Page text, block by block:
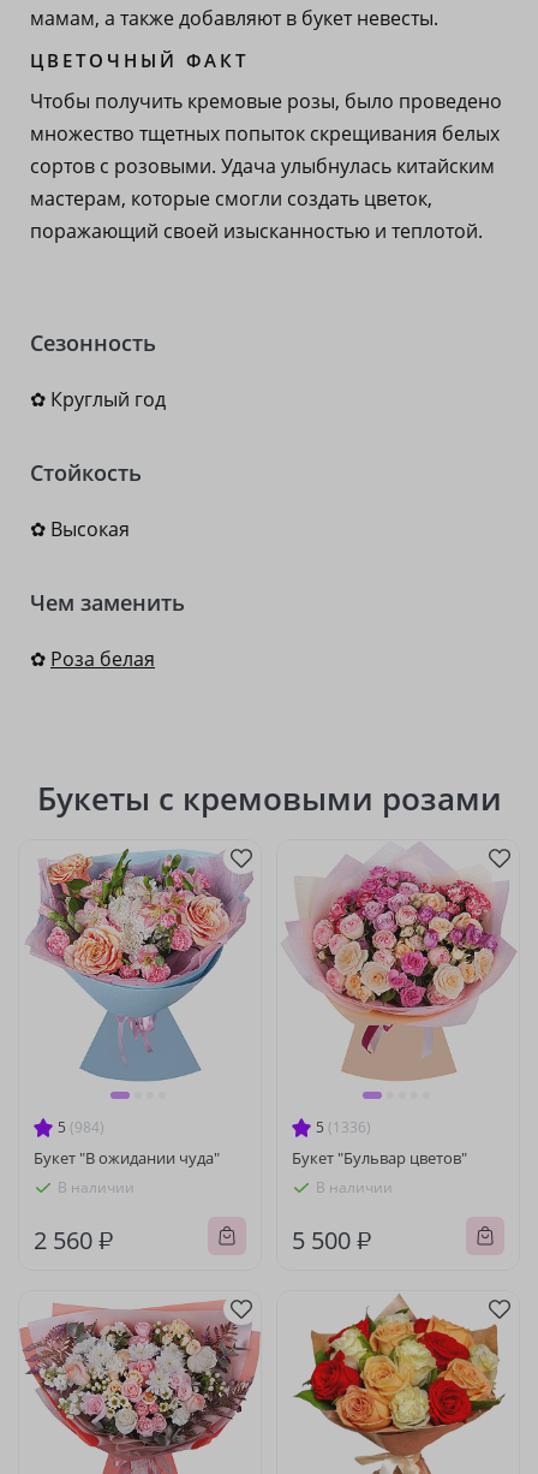
мамам, а также добавляют в букет невесты.
ЦВЕТОЧНЫЙ ФАКТ
Чтобы получить кремовые розы, было проведено
множество тщетных попыток скрещивания белых
сортов с розовыми. Удача улыбнулась китайским
мастерам, которые смогли создать цветок,
поражающий своей изысканностью и теплотой.
Сезонность
✿ Круглый год
Стойкость
✿ Высокая
Чем заменить
✿ Роза белая
Букеты с кремовыми розами
5 (984)
Букет "В ожидании чуда"
В наличии
2 560 ₽
5 (1336)
Букет "Бульвар цветов"
В наличии
5 500 ₽